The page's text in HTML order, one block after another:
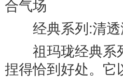
合气场
经典系列:清透
祖玛珑经典系列
捏得恰到好处。它